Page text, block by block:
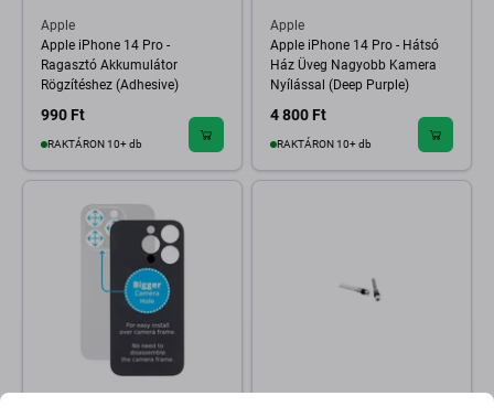
Apple
Apple iPhone 14 Pro -
Ragasztó Akkumulátor
Rögzítéshez (Adhesive)
990 Ft
RAKTÁRON 10+ db
Apple
Apple iPhone 14 Pro - Hátsó
Ház Üveg Nagyobb Kamera
Nyílással (Deep Purple)
4 800 Ft
RAKTÁRON 10+ db